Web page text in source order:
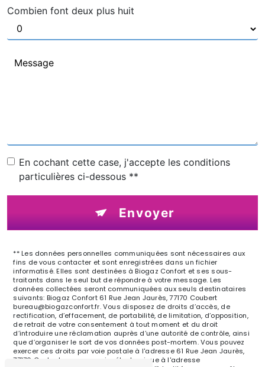
Combien font deux plus huit
En cochant cette case, j'accepte les conditions
particulières ci-dessous **
Envoyer
** Les données personnelles communiquées sont nécessaires aux
fins de vous contacter et sont enregistrées dans un fichier
informatisé. Elles sont destinées à Biogaz Confort et ses sous-
traitants dans le seul but de répondre à votre message. Les
données collectées seront communiquées aux seuls destinataires
suivants: Biogaz Confort 61 Rue Jean Jaurès, 77170 Coubert
bureau@biogazconfort.fr. Vous disposez de droits d’accès, de
rectification, d’effacement, de portabilité, de limitation, d’opposition,
de retrait de votre consentement à tout moment et du droit
d’introduire une réclamation auprès d’une autorité de contrôle, ainsi
que d’organiser le sort de vos données post-mortem. Vous pouvez
exercer ces droits par voie postale à l'adresse 61 Rue Jean Jaurès,
77170 Coubert ou par courrier électronique à l'adresse